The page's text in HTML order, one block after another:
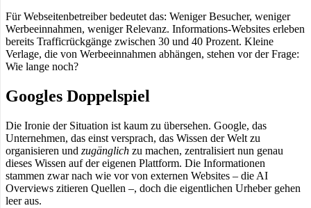
Für Webseitenbetreiber bedeutet das: Weniger Besucher, weniger
Werbeeinnahmen, weniger Relevanz. Informations-Websites erleben
bereits Trafficrückgänge zwischen 30 und 40 Prozent. Kleine
Verlage, die von Werbeeinnahmen abhängen, stehen vor der Frage:
Wie lange noch?
Googles Doppelspiel
Die Ironie der Situation ist kaum zu übersehen. Google, das
Unternehmen, das einst versprach, das Wissen der Welt zu
organisieren und zugänglich zu machen, zentralisiert nun genau
dieses Wissen auf der eigenen Plattform. Die Informationen
stammen zwar nach wie vor von externen Websites – die AI
Overviews zitieren Quellen –, doch die eigentlichen Urheber gehen
leer aus.